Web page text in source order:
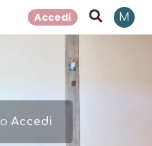
Accedi M
oAccedi